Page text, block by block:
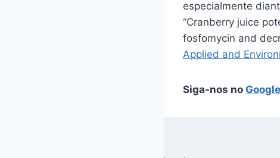
especialmente
“Cranberry juice
fosfomycin and
Applied and
Siga-nos no Google